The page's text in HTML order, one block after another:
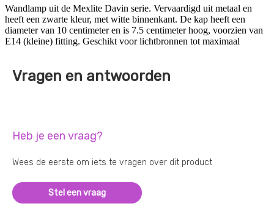
Wandlamp uit de Mexlite Davin serie. Vervaardigd uit metaal en
heeft een zwarte kleur, met witte binnenkant. De kap heeft een
diameter van 10 centimeter en is 7.5 centimeter hoog, voorzien van
E14 (kleine) fitting. Geschikt voor lichtbronnen tot maximaal
Vragen en antwoorden
Heb je een vraag?
Wees de eerste om iets te vragen over dit product
Stel een vraag